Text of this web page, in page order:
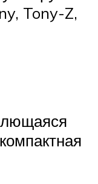
Tony-Z,